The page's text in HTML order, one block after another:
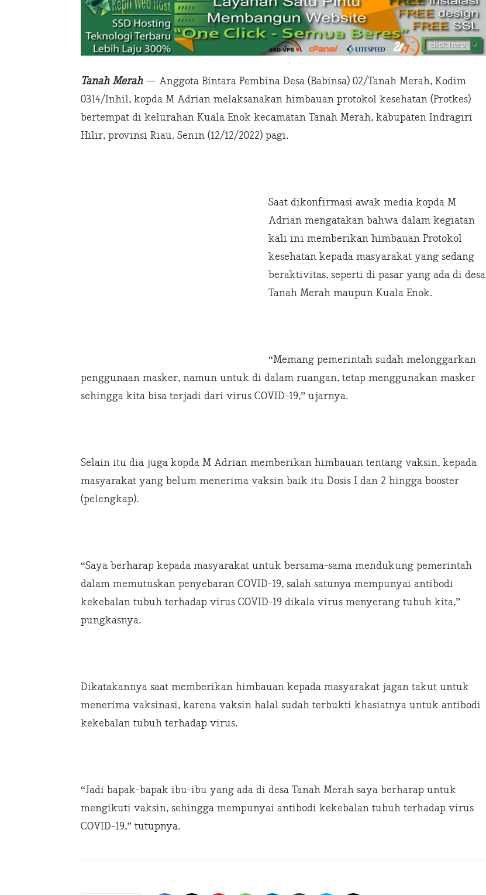
Tanah Merah— Anggota Bintara Pembina Desa (Babinsa) 02/Tanah Merah, Kodim
0314/Inhil, kopda M Adrian melaksanakan himbauan protokol kesehatan (Protkes)
bertempat di kelurahan Kuala Enok kecamatan Tanah Merah, kabupaten Indragiri
Hilir, provinsi Riau. Senin (12/12/2022) pagi.
Saat dikonfirmasi awak media kopda M
Adrian mengatakan bahwa dalam kegiatan
kali ini memberikan himbauan Protokol
kesehatan kepada masyarakat yang sedang
beraktivitas, seperti di pasar yang ada di desa
Tanah Merah maupun Kuala Enok.
“Memang pemerintah sudah melonggarkan
penggunaan masker, namun untuk di dalam ruangan, tetap menggunakan masker
sehingga kita bisa terjadi dari virus COVID-19,” ujarnya.
Selain itu dia juga kopda M Adrian memberikan himbauan tentang vaksin, kepada
masyarakat yang belum menerima vaksin baik itu Dosis I dan 2 hingga booster
(pelengkap).
“Saya berharap kepada masyarakat untuk bersama-sama mendukung pemerintah
dalam memutuskan penyebaran COVID-19, salah satunya mempunyai antibodi
kekebalan tubuh terhadap virus COVID-19 dikala virus menyerang tubuh kita,”
pungkasnya.
Dikatakannya saat memberikan himbauan kepada masyarakat jagan takut untuk
menerima vaksinasi, karena vaksin halal sudah terbukti khasiatnya untuk antibodi
kekebalan tubuh terhadap virus.
“Jadi bapak-bapak ibu-ibu yang ada di desa Tanah Merah saya berharap untuk
mengikuti vaksin, sehingga mempunyai antibodi kekebalan tubuh terhadap virus
COVID-19,” tutupnya.